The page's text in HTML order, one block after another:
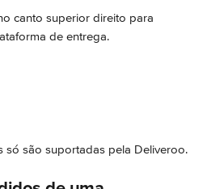
canto superior direito para
de entrega.
só são suportadas pela Deliveroo.